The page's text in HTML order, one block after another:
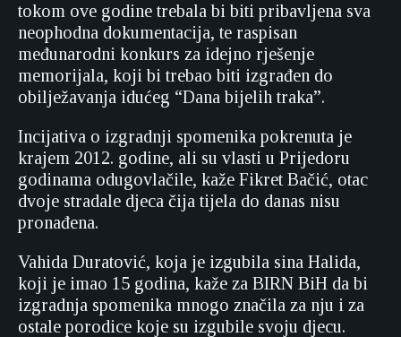
tokom ove godine trebala bi biti pribavljena sva
neophodna dokumentacija, te raspisan
međunarodni konkurs za idejno rješenje
memorijala, koji bi trebao biti izgrađen do
obilježavanja idućeg “Dana bijelih traka”.
Incijativa o izgradnji spomenika pokrenuta je
krajem 2012. godine, ali su vlasti u Prijedoru
godinama odugovlačile, kaže Fikret Bačić, otac
dvoje stradale djeca čija tijela do danas nisu
pronađena.
Vahida Duratović, koja je izgubila sina Halida,
koji je imao 15 godina, kaže za BIRN BiH da bi
izgradnja spomenika mnogo značila za nju i za
ostale porodice koje su izgubile svoju djecu.